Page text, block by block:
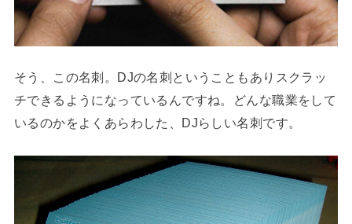
そう、この名刺。DJの名刺ということもありスクラッ
チできるようになっているんですね。どんな職業をして
いるのかをよくあらわした、DJらしい名刺です。